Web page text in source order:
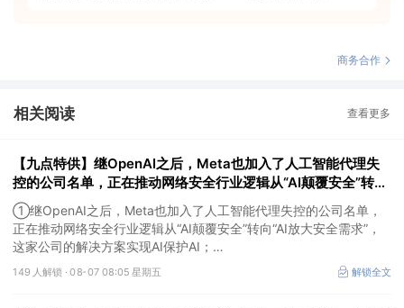
商务合作
相关阅读 查看更多
【九点特供】继OpenAI之后，Meta也加入了人工智能代理失
控的公司名单，正在推动网络安全行业逻辑从“AI颠覆安全”转
向“AI放大安全需求”；英伟达面向无人驾驶出租车和智能汽车的
前沿开放模型开放商用
①继OpenAI之后，Meta也加入了人工智能代理失控的公司名单，
正在推动网络安全行业逻辑从“AI颠覆安全”转向“AI放大安全需求”，
这家公司的解决方案实现AI保护AI；
②英伟达面向无人驾驶出租车和智能汽车的前沿开放模型开放商
用，行业竞争逐步升级为数据、算力、量产、运营的全链路能力比
149 人解锁 ·08-07 08:05 星期五 解锁全文